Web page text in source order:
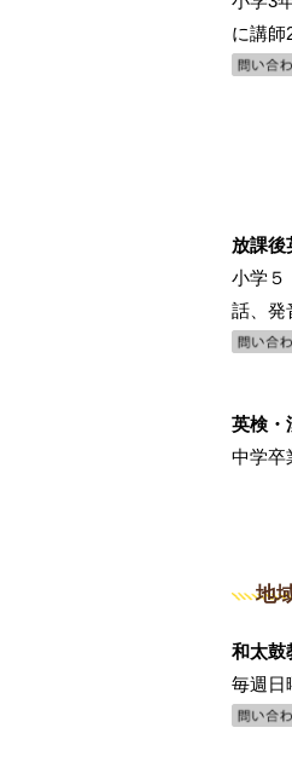
に講師
放課後
小学５
話、発
英検・
中学卒
地
和太鼓
毎週日